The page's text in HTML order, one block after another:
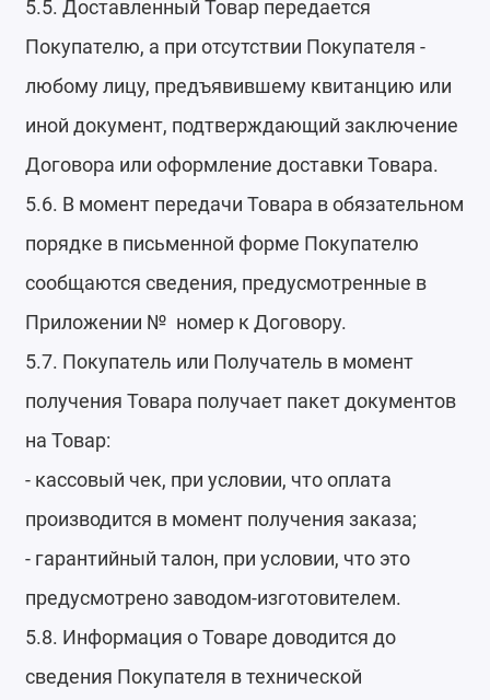
5.5. Доставленный Товар передается
Покупателю, а при отсутствии Покупателя -
любому лицу, предъявившему квитанцию или
иной документ, подтверждающий заключение
Договора или оформление доставки Товара.
5.6. В момент передачи Товара в обязательном
порядке в письменной форме Покупателю
сообщаются сведения, предусмотренные в
Приложении № номер к Договору.
5.7. Покупатель или Получатель в момент
получения Товара получает пакет документов
на Товар:
- кассовый чек, при условии, что оплата
производится в момент получения заказа;
- гарантийный талон, при условии, что это
предусмотрено заводом-изготовителем.
5.8. Информация о Товаре доводится до
сведения Покупателя в технической